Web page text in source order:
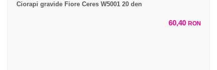
Ciorapi gravide Fiore Ceres W5001 20 den
60,40 RON